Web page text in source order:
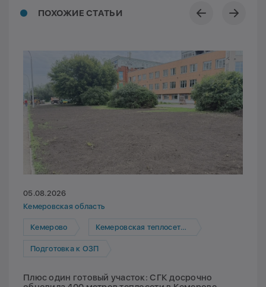
ПОХОЖИЕ СТАТЬИ
05.08.2026
Кемеровская область
Кемерово Кемеровская теплосетевая компания
Подготовка к ОЗП
Плюс один готовый участок: СГК досрочно